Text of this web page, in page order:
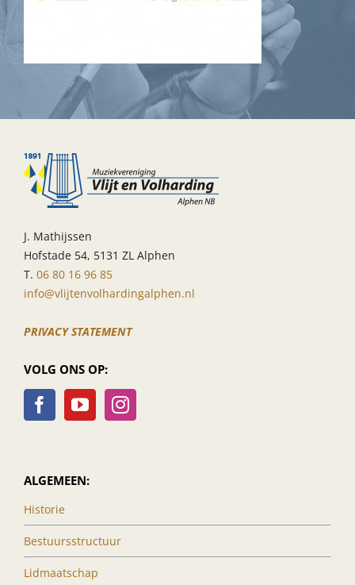
J. Mathijssen
Hofstade 54, 5131 ZL Alphen
T. 06 80 16 96 85
info@vlijtenvolhardingalphen.nl
PRIVACY STATEMENT
VOLG ONS OP:
ALGEMEEN:
Historie
Bestuursstructuur
Lidmaatschap